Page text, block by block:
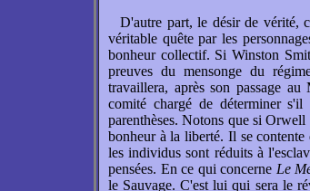
D'autre part, le désir de vérité,
véritable quête par les
bonheur collectif. Si Winston
preuves du mensonge du
travaillera, après son passage
comité chargé de déterminer
parenthèses. Notons que si
bonheur à la liberté. Il se
les individus sont réduits à
pensées. En ce qui concerne Le
le Sauvage. C'est lui qui sera le